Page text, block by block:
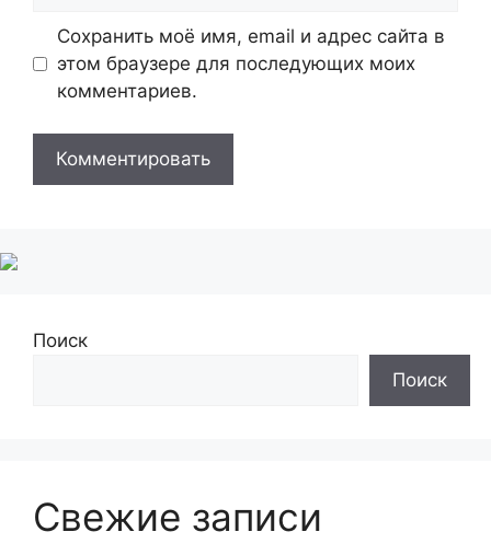
Сохранить моё имя, email и адрес сайта в
этом браузере для последующих моих
комментариев.
Поиск
Поиск
Свежие записи